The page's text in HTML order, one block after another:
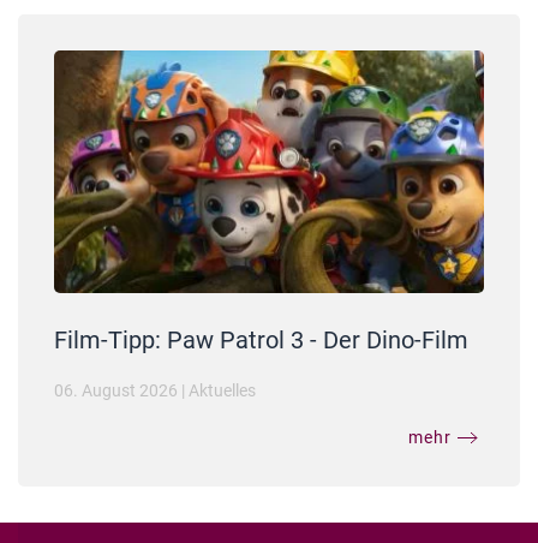
Film-Tipp: Paw Patrol 3 - Der Dino-Film
06. August 2026 | Aktuelles
mehr